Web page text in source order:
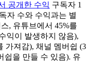
공개한 수익 구독자 1
자 수와 수익과는 별
, 유튜브에서 45%를
익이 발생하지 않음),
가져감), 채널 멤버쉽 (3
쉽을 만들 수 있음). 유